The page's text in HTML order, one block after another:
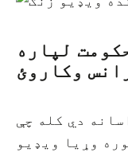
لپاره
وکاروئ
دي کله چې
وړیا ویډیو